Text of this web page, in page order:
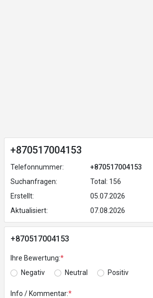
+870517004153
Telefonnummer:
+870517004153
Suchanfragen:
Total: 156
Erstellt:
05.07.2026
Aktualisiert:
07.08.2026
+870517004153
Ihre Bewertung:*
Negativ
Neutral Positiv
Info / Kommentar:*